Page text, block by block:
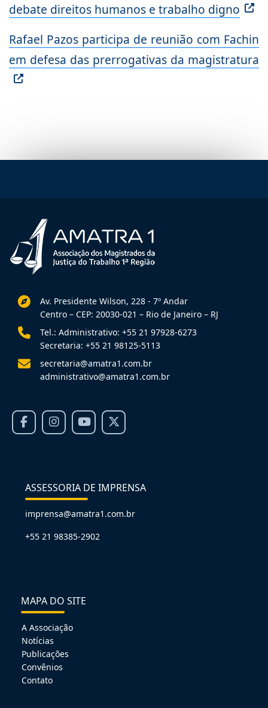
debate direitos humanos e trabalho digno
Rafael Pazos participa de reunião com Fachin
em defesa das prerrogativas da magistratura
Av. Presidente Wilson, 228 - 7º Andar
Centro – CEP: 20030-021 – Rio de Janeiro – RJ
Tel.: Administrativo: +55 21 97928-6273
Secretaria: +55 21 98125-5113
secretaria@amatra1.com.br
administrativo@amatra1.com.br
ASSESSORIA DE IMPRENSA
imprensa@amatra1.com.br
+55 21 98385-2902
MAPA DO SITE
A Associação
Notícias
Publicações
Convênios
Contato